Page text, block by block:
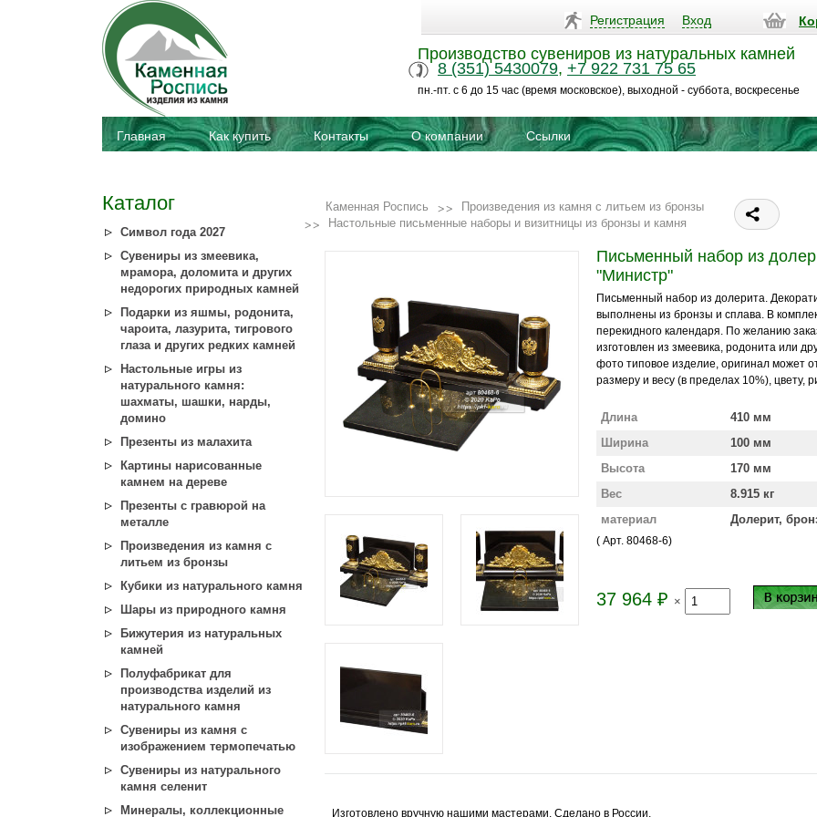
Регистрация Вход
Производство сувениров из натуральных камней
8 (351) 5430079, +7 922 731 75 65
пн.-пт. с 6 до 15 час (время московское), выходной - суббота, воскресенье
Главная Как купить Контакты О компании Ссылки
Каталог
Символ года 2027
Сувениры из змеевика,
мрамора, доломита и других
недорогих природных камней
Подарки из яшмы, родонита,
чароита, лазурита, тигрового
глаза и других редких камней
Настольные игры из
натурального камня:
шахматы, шашки, нарды,
домино
Презенты из малахита
Картины нарисованные
камнем на дереве
Презенты с гравюрой на
металле
Произведения из камня с
литьем из бронзы
Кубики из натурального камня
Шары из природного камня
Бижутерия из натуральных
камней
Полуфабрикат для
производства изделий из
натурального камня
Сувениры из камня с
изображением термопечатью
Сувениры из натурального
камня селенит
Минералы, коллекционные
Каменная Роспись
Произведения из камня с литьем из бронзы
Настольные письменные наборы и визитницы из бронзы и камня
Письменный набор из
"Министр"
Письменный набор из долерита.
выполнены из бронзы и сплава. В
перекидного календаря. По желанию
изготовлен из змеевика, родонита или
фото типовое изделие, оригинал может
размеру и весу (в пределах 10%), цвету,
Длина
410 мм
Ширина
100 мм
Высота
170 мм
Вес
8.915 кг
материал
Долерит,
( Арт. 80468-6)
37 964 ₽ ×
Изготовлено вручную нашими мастерами. Сделано в России.